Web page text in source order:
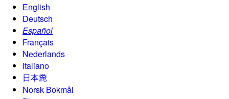
English
Deutsch
Español
Français
Nederlands
Italiano
日本麊
Norsk Bokmål